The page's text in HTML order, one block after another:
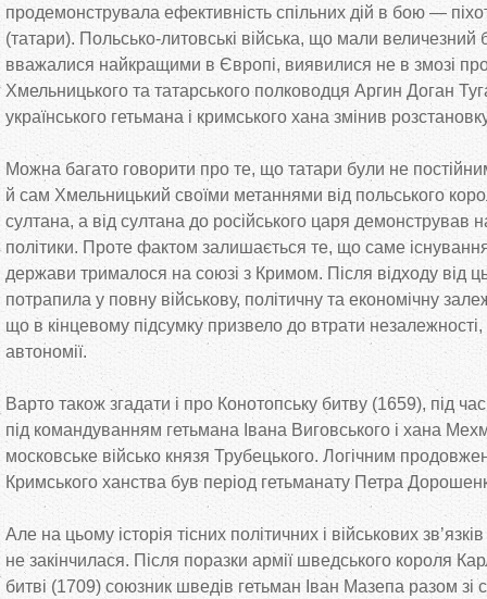
продемонструвала ефективність спільних дій в бою —
(татари). Польсько-литовські війська, що мали величезний
вважалися найкращими в Європі, виявилися не в змозі
Хмельницького та татарського полководця Аргин Доган
українського гетьмана і кримського хана змінив
Можна багато говорити про те, що татари були не
й сам Хмельницький своїми метаннями від польського
султана, а від султана до російського царя демонстрував
політики. Проте фактом залишається те, що саме
держави трималося на союзі з Кримом. Після відходу від
потрапила у повну військову, політичну та економічну
що в кінцевому підсумку призвело до втрати незалежності,
автономії.
Варто також згадати і про Конотопську битву (1659), під
під командуванням гетьмана Івана Виговського і хана
московське військо князя Трубецького. Логічним
Кримського ханства був період гетьманату Петра
Але на цьому історія тісних політичних і військових
не закінчилася. Після поразки армії шведського короля
битві (1709) союзник шведів гетьман Іван Мазепа разом зі